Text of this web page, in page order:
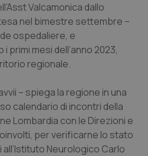
Valcamonica dallo
nel bimestre settembre –
ospedaliere, e
mesi dell’anno 2023,
regionale.
– spiega la regione in una
calendario di incontri della
Lombardia con le Direzioni e
per verificarne lo stato
all’Istituto Neurologico Carlo